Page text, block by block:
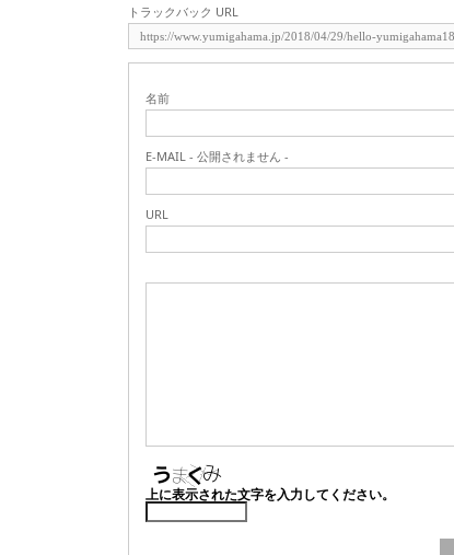
トラックバック URL
名前
E-MAIL - 公開されません -
URL
上に表示された文字を入力してください。